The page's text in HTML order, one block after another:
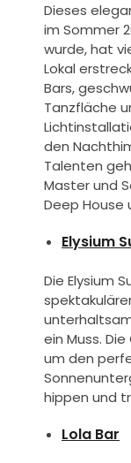
Dieses
im Sommer
wurde, hat
Lokal
Bars,
Tanzfläche
den
Talenten
Master und
Deep House
Elysium
Die Elysium
ein Muss.
um den
hippen und
Lola Bar